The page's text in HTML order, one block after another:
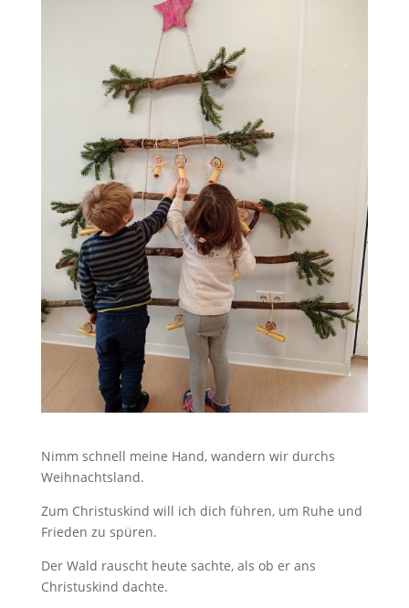
Nimm schnell meine Hand, wandern wir durchs
Weihnachtsland.
Zum Christuskind will ich dich führen, um Ruhe und
Frieden zu spüren.
Der Wald rauscht heute sachte, als ob er ans
Christuskind dachte.